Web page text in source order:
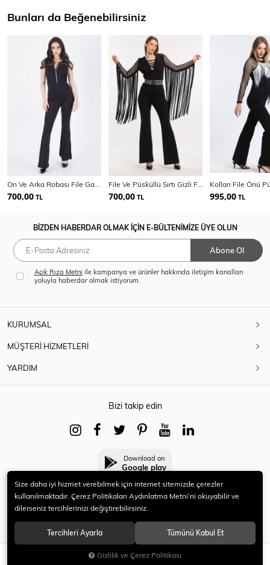
SEPETE EKLE
Bunları da Beğenebilirsiniz
700,00 TL 700,00 TL 995,00 TL
BİZDEN HABERDAR OLMAK İÇİN E-BÜLTENİMİZE ÜYE OLUN
Abone Ol
Açık Rıza Metni ile kampanya ve ürünler hakkında iletişim kanalları
yoluyla haberdar olmak istiyorum.
KURUMSAL
MÜŞTERİ HİZMETLERİ
YARDIM
Bizi takip edin
Download on
Google play
© 2021 HERYENİ. Tüm hakları saklıdır.
Size daha iyi hizmet verebilmek için internet sitemizde çerezler
kullanılmaktadır. Çerez Politikaları Aydınlatma Metni’ni okuyabilir ve
dilerseniz tercihlerinizi değiştirebilirsiniz.
Tercihleri Ayarla Tümünü Kabul Et
Gizlilik ve Çerez Politikası